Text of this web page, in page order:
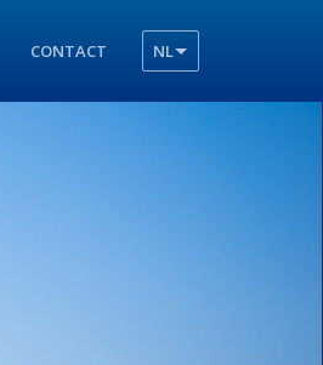
CONTACT NL